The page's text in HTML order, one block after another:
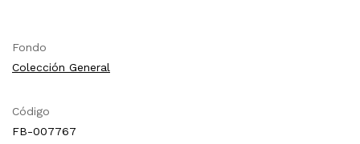
Fondo
Colección General
Código
FB-007767